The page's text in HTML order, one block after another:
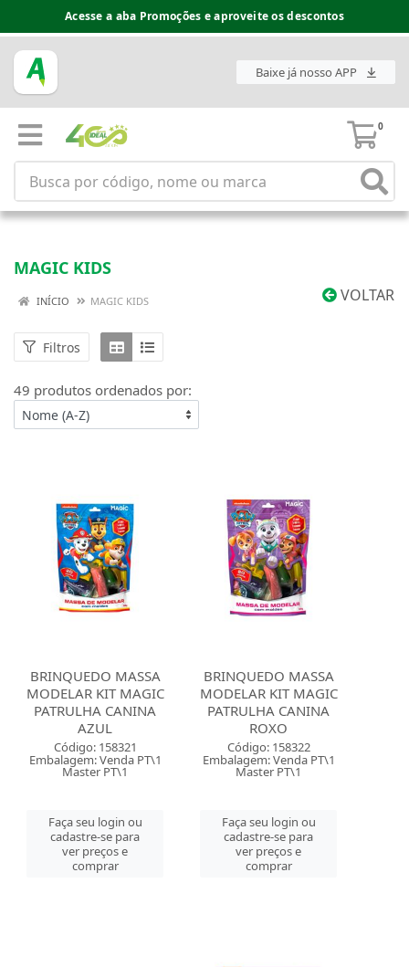
Espaço do Fornecedor disponível no acesso superior
Baixe já nosso APP
0
MAGIC KIDS
VOLTAR
INÍCIO MAGIC KIDS
Filtros
49 produtos ordenados por:
BRINQUEDO MASSA
MODELAR KIT MAGIC
PATRULHA CANINA
AZUL
Código: 158321
Embalagem: Venda PT\1
Master PT\1
Faça seu login ou
cadastre-se para
ver preços e
comprar
BRINQUEDO MASSA
MODELAR KIT MAGIC
PATRULHA CANINA
ROXO
Código: 158322
Embalagem: Venda PT\1
Master PT\1
Faça seu login ou
cadastre-se para
ver preços e
comprar